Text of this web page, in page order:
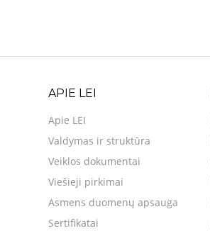
APIE LEI
Apie LEI
Valdymas ir struktūra
Veiklos dokumentai
Viešieji pirkimai
Asmens duomenų apsauga
Sertifikatai